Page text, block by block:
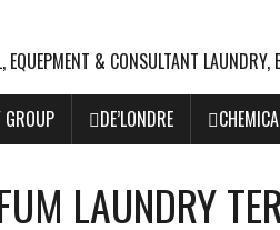
EQUEPMENT & CONSULTANT
DE’LONDRE
LAUNDRY